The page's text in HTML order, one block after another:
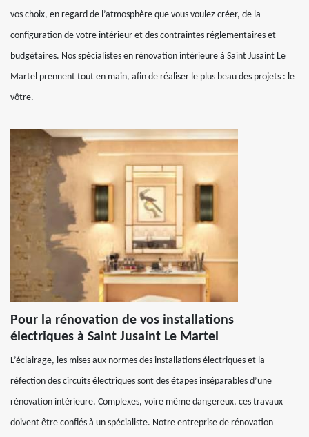
vos choix, en regard de l’atmosphère que vous voulez créer, de la
configuration de votre intérieur et des contraintes réglementaires et
budgétaires. Nos spécialistes en rénovation intérieure à Saint Jusaint Le
Martel prennent tout en main, afin de réaliser le plus beau des projets : le
vôtre.
Pour la rénovation de vos installations
électriques à Saint Jusaint Le Martel
L’éclairage, les mises aux normes des installations électriques et la
réfection des circuits électriques sont des étapes inséparables d’une
rénovation intérieure. Complexes, voire même dangereux, ces travaux
doivent être confiés à un spécialiste. Notre entreprise de rénovation